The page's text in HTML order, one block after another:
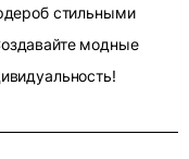
стильными
модные